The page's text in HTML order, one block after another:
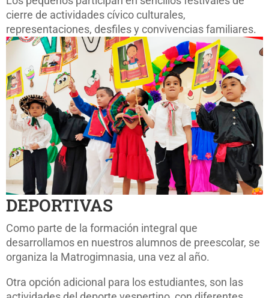
cierre de actividades cívico culturales,
representaciones, desfiles y convivencias familiares.
DEPORTIVAS
Como parte de la formación integral que
desarrollamos en nuestros alumnos de preescolar, se
organiza la Matrogimnasia, una vez al año.
Otra opción adicional para los estudiantes, son las